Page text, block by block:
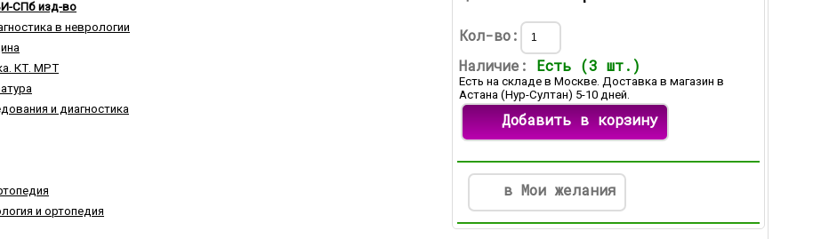
Кол-во:
Наличие: Есть (3 шт.)
Есть на складе в Москве. Доставка в магазин в
Астана (Нур-Султан) 5-10 дней.
Добавить в корзину
в Мои желания
СПб изд-во
в неврологии
КТ. МРТ
и диагностика
и ортопедия